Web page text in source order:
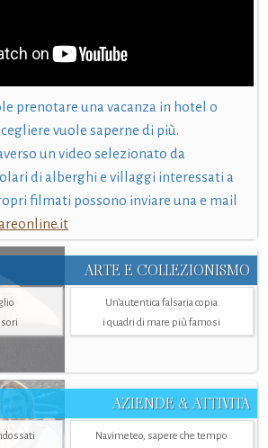
prenotare una vacanza in hotel o
vuole saperne di più.
un video selezionato da
di alberghi e villaggi interessati a
filmati possono inviare una e mail
ARTE E COLLEZIONISMO
Un’autentica falsaria copia
i quadri di mare più famosi
AZIENDE & ATTIVITÀ
Navimeteo, sapere che tempo